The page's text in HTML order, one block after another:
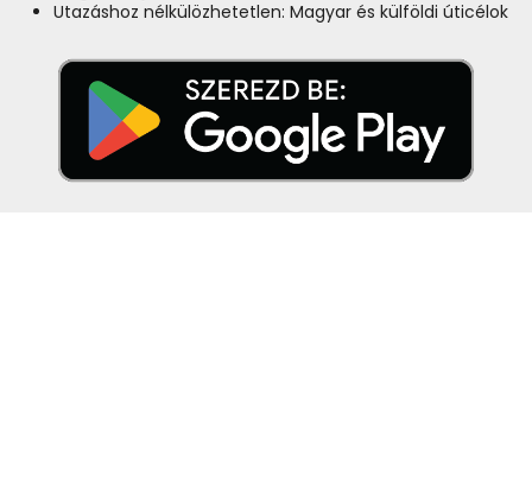
Utazáshoz nélkülözhetetlen: Magyar és külföldi úticélok